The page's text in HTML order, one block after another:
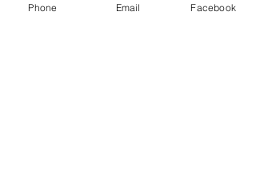
Phone Email Facebook